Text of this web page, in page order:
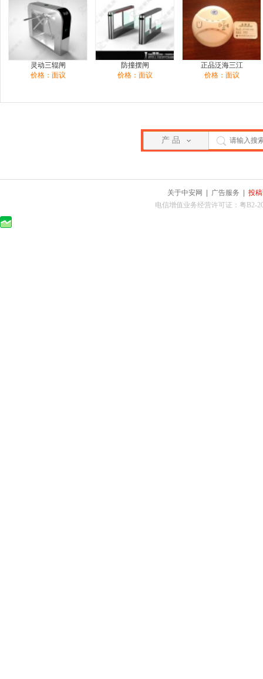
灵动三辊闸
价格：面议
防撞摆闸
价格：面议
正品泛海三江
价格：面议
产 品
关于中安网 广告服务
投
电信增值业务经营许可证：粤